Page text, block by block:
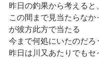
昨日の釣果から考えると
この間まで見当たらなか
が彼方此方で当たる
今まで何処にいたのだろ
昨日は川又あたりでもセ